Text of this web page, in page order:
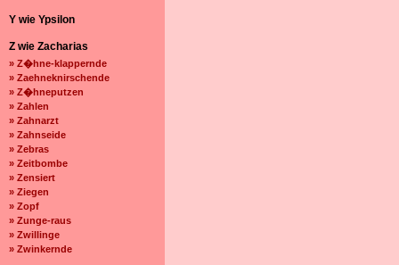
Y wie Ypsilon
Z wie Zacharias
» Z�hne-klappernde
» Zaehneknirschende
» Z�hneputzen
» Zahlen
» Zahnarzt
» Zahnseide
» Zebras
» Zeitbombe
» Zensiert
» Ziegen
» Zopf
» Zunge-raus
» Zwillinge
» Zwinkernde